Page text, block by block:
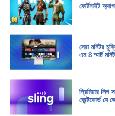
ফোর্টনাইট
সেরা মনিটর
এম 8 স্মার্ট
প্রিমিয়ার লিগ
ব্রেন্টফোর্ড যে